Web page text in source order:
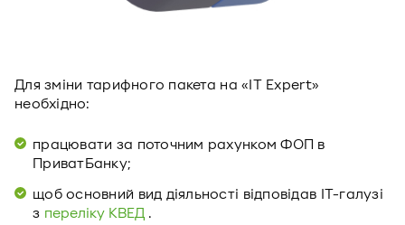
Для зміни тарифного пакета на «IT Expert»
необхідно:
працювати за поточним рахунком ФОП в
ПриватБанку;
щоб основний вид діяльності відповідав IT-галузі
з переліку КВЕД.